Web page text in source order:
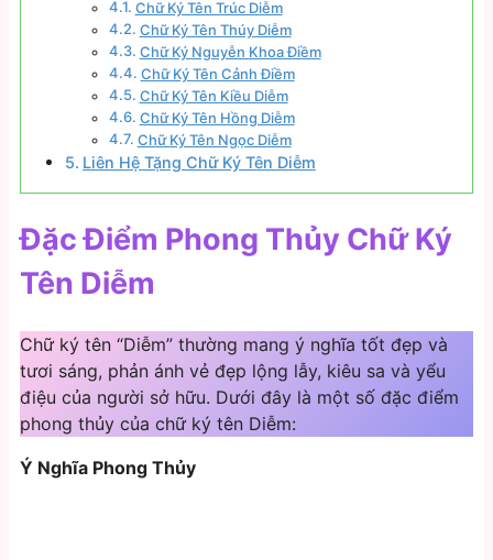
Chữ Ký Tên Trúc Diễm
Chữ Ký Tên Thúy Diễm
Chữ Ký Nguyễn Khoa Điềm
Chữ Ký Tên Cảnh Điềm
Chữ Ký Tên Kiều Diễm
Chữ Ký Tên Hồng Diễm
Chữ Ký Tên Ngọc Diễm
Liên Hệ Tặng Chữ Ký Tên Diễm
Đặc Điểm Phong Thủy Chữ Ký
Tên Diễm
Chữ ký tên “Diễm” thường mang ý nghĩa tốt đẹp và
tươi sáng, phản ánh vẻ đẹp lộng lẫy, kiêu sa và yểu
điệu của người sở hữu. Dưới đây là một số đặc điểm
phong thủy của chữ ký tên Diễm:
Ý Nghĩa Phong Thủy